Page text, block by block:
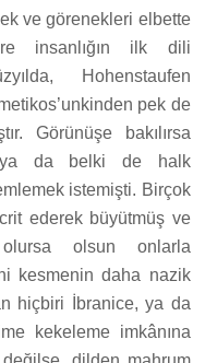
ve görenekleri elbette
insanlığın ilk dili
Hohenstaufen
pek de
Görünüşe bakılırsa
ya da belki de halk
istemişti. Birçok
ederek büyütmüş ve
olsun onlarla
kesmenin daha nazik
hiçbiri İbranice, ya da
kekeleme imkânına